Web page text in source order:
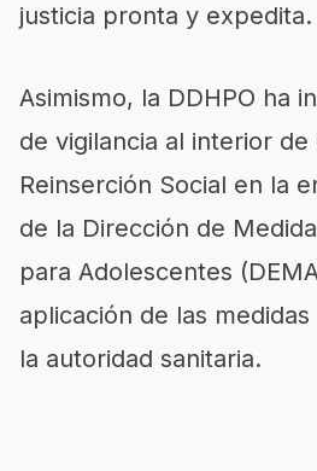
justicia pronta y expedita.
Asimismo, la DDHPO ha
de vigilancia al interior de
Reinserción Social en la
de la Dirección de
para Adolescentes
aplicación de las
la autoridad sanitaria.